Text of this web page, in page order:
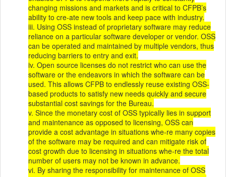
changing missions and markets and is critical to CFPB’s
ability to cre-ate new tools and keep pace with industry.
iii. Using OSS instead of proprietary software may reduce
reliance on a particular software developer or vendor. OSS
can be operated and maintained by multiple vendors, thus
reducing barriers to entry and exit.
iv. Open source licenses do not restrict who can use the
software or the endeavors in which the software can be
used. This allows CFPB to endlessly reuse existing OSS-
based products to satisfy new needs quickly and secure
substantial cost savings for the Bureau.
v. Since the monetary cost of OSS typically lies in support
and maintenance as opposed to licensing, OSS can
provide a cost advantage in situations whe-re many copies
of the software may be required and can mitigate risk of
cost growth due to licensing in situations whe-re the total
number of users may not be known in advance.
vi. By sharing the responsibility for maintenance of OSS